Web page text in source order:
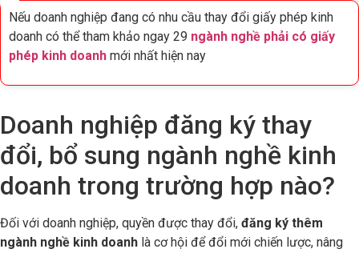
Nếu doanh nghiệp đang có nhu cầu thay đổi giấy phép kinh
doanh có thể tham khảo ngay 29 ngành nghề phải có giấy
phép kinh doanh mới nhất hiện nay
Doanh nghiệp đăng ký thay
đổi, bổ sung ngành nghề kinh
doanh trong trường hợp nào?
Đối với doanh nghiệp, quyền được thay đổi, đăng ký thêm
ngành nghề kinh doanh là cơ hội để đổi mới chiến lược, nâng